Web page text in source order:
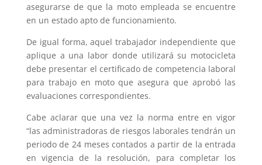
asegurarse de que la moto empleada se encuentre
en un estado apto de funcionamiento.
De igual forma, aquel trabajador independiente que
aplique a una labor donde utilizará su motocicleta
debe presentar el certificado de competencia laboral
para trabajo en moto que asegura que aprobó las
evaluaciones correspondientes.
Cabe aclarar que una vez la norma entre en vigor
“las administradoras de riesgos laborales tendrán un
periodo de 24 meses contados a partir de la entrada
en vigencia de la resolución, para completar los